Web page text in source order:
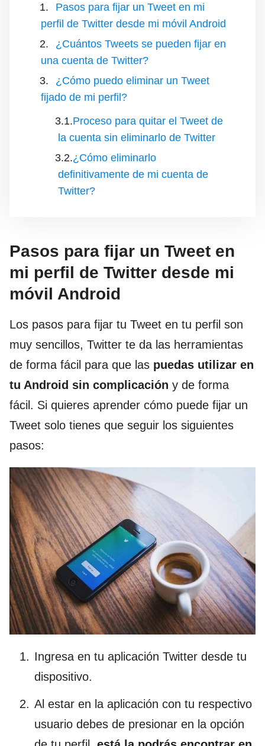
Pasos para fijar un Tweet en mi
perfil de Twitter desde mi móvil Android
¿Cuántos Tweets se pueden fijar en
una cuenta de Twitter?
¿Cómo puedo eliminar un Tweet
fijado de mi perfil?
Proceso para quitar el Tweet de
la cuenta sin eliminarlo de Twitter
¿Cómo eliminarlo
definitivamente de mi cuenta de
Twitter?
Pasos para fijar un Tweet en
mi perfil de Twitter desde mi
móvil Android
Los pasos para fijar tu Tweet en tu perfil son
muy sencillos, Twitter te da las herramientas
de forma fácil para que las puedas utilizar en
tu Android sin complicación y de forma
fácil. Si quieres aprender cómo puede fijar un
Tweet solo tienes que seguir los siguientes
pasos:
Ingresa en tu aplicación Twitter desde tu
dispositivo.
Al estar en la aplicación con tu respectivo
usuario debes de presionar en la opción